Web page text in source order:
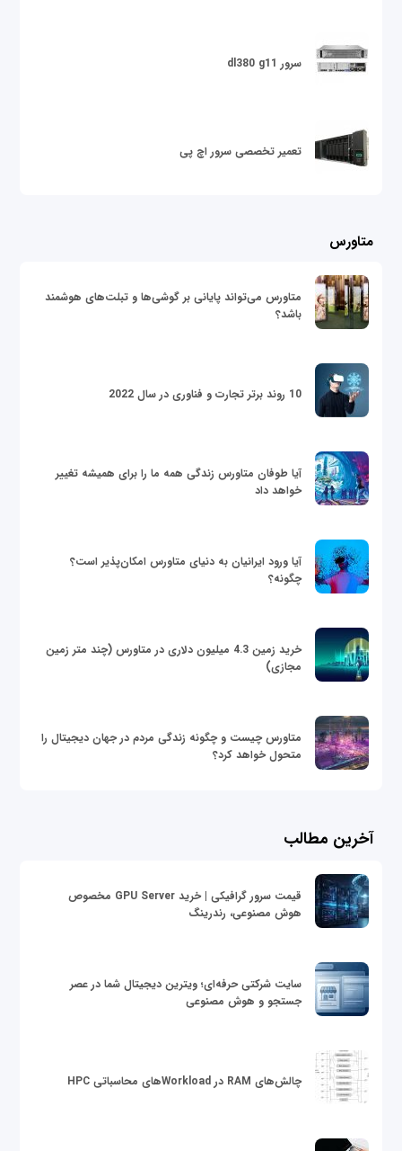
سرور dl380 g11
تعمیر تخصصی سرور اچ پی
متاورس
متاورس می‌تواند پایانی بر گوشی‌ها و تبلت‌های هوشمند
باشد؟
10 روند برتر تجارت و فناوری در سال 2022
آیا طوفان متاورس زندگی همه ما را برای همیشه تغییر
خواهد داد
آیا ورود ایرانیان به دنیای متاورس امکان‌پذیر است؟
چگونه؟
خرید زمین 4.3 میلیون دلاری در متاورس (چند متر زمین
مجازی)
متاورس چیست و چگونه زندگی مردم در جهان دیجیتال را
متحول خواهد کرد؟
آخرین مطالب
قیمت سرور گرافیکی | خرید GPU Server مخصوص
هوش مصنوعی، رندرینگ
سایت شرکتی حرفه‌ای؛ ویترین دیجیتال شما در عصر
جستجو و هوش مصنوعی
چالش‌های RAM در Workloadهای محاسباتی HPC